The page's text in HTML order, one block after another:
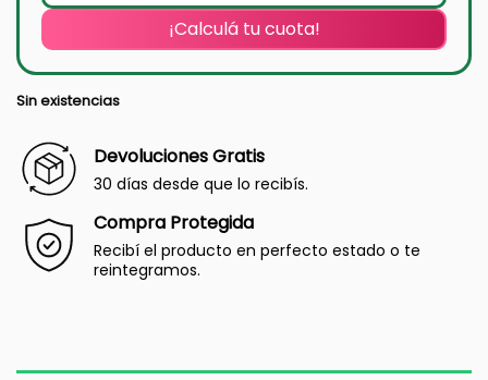
¡Calculá tu cuota!
Sin existencias
Devoluciones Gratis
30 días desde que lo recibís.
Compra Protegida
Recibí el producto en perfecto estado o te
reintegramos.